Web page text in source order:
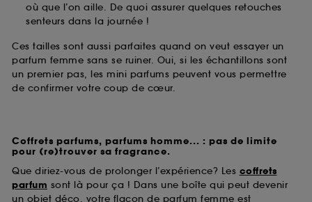
où que l’on aille. De quoi assurer quelques retouches
senteurs dans la journée !
Ces tailles sont aussi parfaites quand on veut essayer un
parfum femme sans se ruiner. Oui, si les échantillons sont
un premier pas, les mini parfums peuvent vous permettre
de confirmer votre coup de cœur.
Coffrets parfums, parfums homme... : pas de limite
pour (re)trouver sa fragrance.
Que diriez-vous de prolonger l’expérience? Les coffrets
parfum sont là pour ça ! Dans une boîte qui peut devenir
un objet déco, votre flacon de parfum femme est